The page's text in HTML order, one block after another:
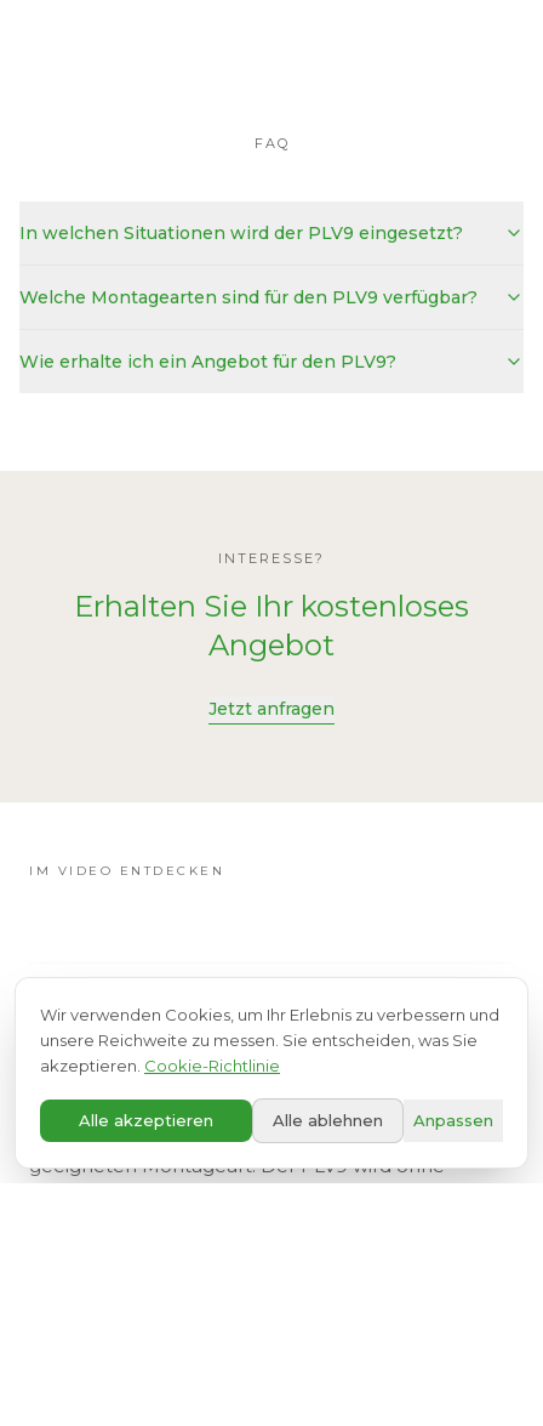
FAQ
In welchen Situationen wird der PLV9 eingesetzt?
Welche Montagearten sind für den PLV9 verfügbar?
Wie erhalte ich ein Angebot für den PLV9?
INTERESSE?
Erhalten Sie Ihr kostenloses
Angebot
Jetzt anfragen
IM VIDEO ENTDECKEN
INSTALLATIONSPROZESS
Die Installation des PLV9 beginnt mit einem
kostenlosen technischen Besuch zur Bewertung
des verfügbaren Raums und Auswahl der
geeigneten Montageart. Der PLV9 wird ohne
Wir verwenden Cookies, um Ihr Erlebnis zu verbessern und
unsere Reichweite zu messen. Sie entscheiden, was Sie
akzeptieren. Cookie-Richtlinie
Alle akzeptieren Alle ablehnen Anpassen